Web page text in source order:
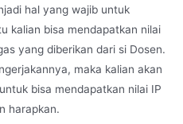
hal yang wajib untuk
kalian bisa mendapatkan nilai
yang diberikan dari si Dosen.
maka kalian akan
bisa mendapatkan nilai IP
harapkan.